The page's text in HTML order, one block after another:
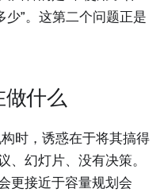
少”。这第二个问题正是
什么
时，诱惑在于将其搞得
、幻灯片、没有决策。
更接近于容量规划会